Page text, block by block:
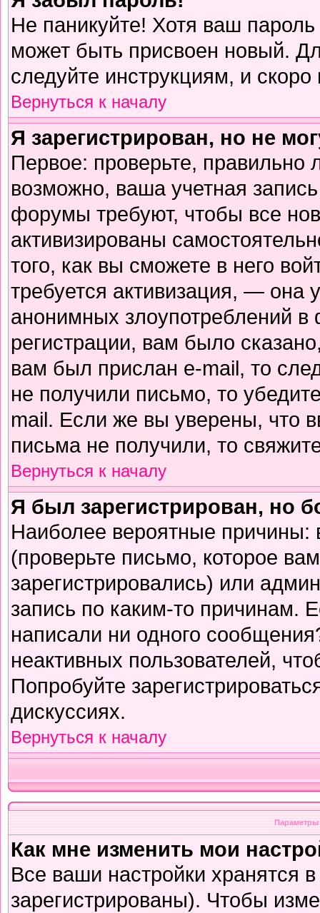
Не паникуйте! Хотя ваш
может быть присвоен новый.
следуйте инструкциям, и
Вернуться к началу
Я зарегистрирован, но не
Первое: проверьте,
возможно, ваша учетная
форумы требуют, чтобы все
активизированы
того, как вы сможете в него
требуется активизация, — она
анонимных злоупотреблений
регистрации, вам было
вам был прислан e-mail, то
не получили письмо, то
mail. Если же вы уверены, что
письма не получили, то
Вернуться к началу
Я был зарегистрирован, но
Наиболее вероятные причины:
(проверьте письмо, которое
зарегистрировались) или
запись по каким-то причинам.
написали ни одного
неактивных пользователей,
Попробуйте
дискуссиях.
Вернуться к началу
Параметры
Как мне изменить мои
Все ваши настройки хранятся
зарегистрированы). Чтобы